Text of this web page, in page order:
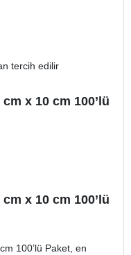
tercih edilir
x 10 cm 100’lü
x 10 cm 100’lü
100’lü Paket, en